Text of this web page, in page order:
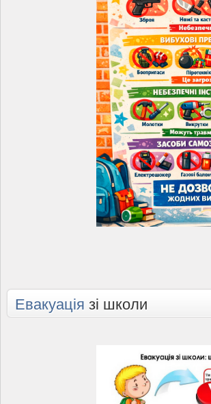
Евакуація зі школи